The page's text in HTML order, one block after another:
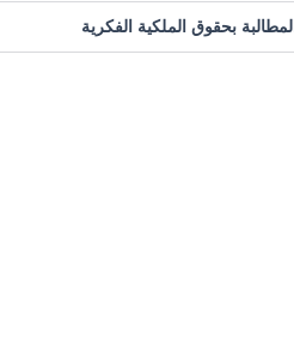
المطالبة بحقوق الملكية الفكرية